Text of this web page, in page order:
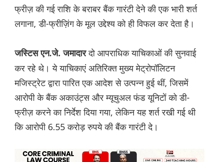
फ्रीज़ की गई राशि के बराबर बैंक गारंटी देने की एक भारी शर्त
लगाना, डी-फ्रीज़िंग के मूल उद्देश्य को ही विफल कर देता है।
जस्टिस एन.जे. जमादारदो आपराधिक याचिकाओं की सुनवाई
कर रहे थे। ये याचिकाएं अतिरिक्त मुख्य मेट्रोपॉलिटन
मजिस्ट्रेट द्वारा पारित एक आदेश से उत्पन्न हुई थीं, जिसमें
आरोपी के बैंक अकाउंट्स और म्यूचुअल फंड यूनिटों को डी-
फ्रीज़ करने का निर्देश दिया गया, लेकिन यह शर्त रखी गई थी
कि आरोपी 6.55 करोड़ रुपये की बैंक गारंटी दे।